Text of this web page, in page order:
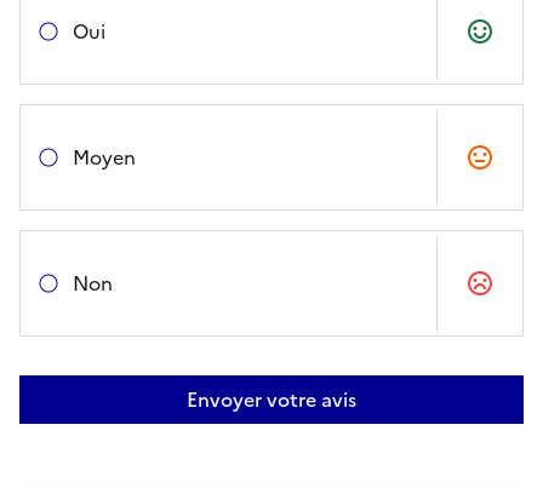
Oui
Moyen
Non
Envoyer votre avis